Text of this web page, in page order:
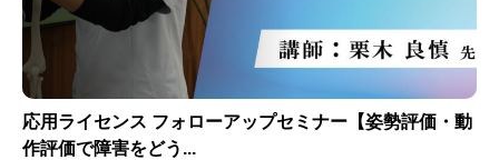
応用ライセンス フォローアップセミナー【姿勢評価・動
作評価で障害をどう...